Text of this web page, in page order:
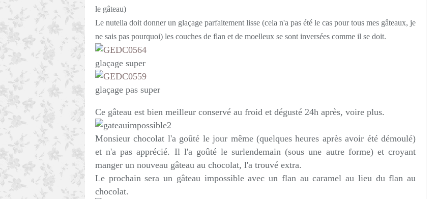
le gâteau)
Le nutella doit donner un glaçage parfaitement lisse (cela n'a pas été le cas pour tous mes gâteaux, je
ne sais pas pourquoi) les couches de flan et de moelleux se sont inversées comme il se doit.
glaçage super
glaçage pas super
Ce gâteau est bien meilleur conservé au froid et dégusté 24h après, voire plus.
Monsieur chocolat l'a goûté le jour même (quelques heures après avoir été démoulé)
et n'a pas apprécié. Il l'a goûté le surlendemain (sous une autre forme) et croyant
manger un nouveau gâteau au chocolat, l'a trouvé extra.
Le prochain sera un gâteau impossible avec un flan au caramel au lieu du flan au
chocolat.